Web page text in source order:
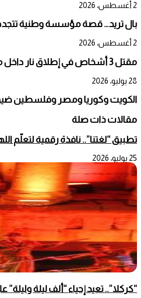
2 أغسطس، 2026
بال تريد… قصة مؤسسة وطنية
2 أغسطس، 2026
مقتل 3 أشخاص في إطلاق نار داخل مركز تجاري بولاية إيداهو الأمريكية
28 يوليو، 2026
الكويت وكوريا ومصر وفلسطين
مقالات ذات صلة
تطبيق “لغتنا”.. نافذة رقمية لتعلّم
25 يوليو، 2026
“كركلا”.. تعيد إحياء “ألف ليلة